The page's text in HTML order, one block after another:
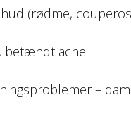
(rødme,
betændt acne.
–